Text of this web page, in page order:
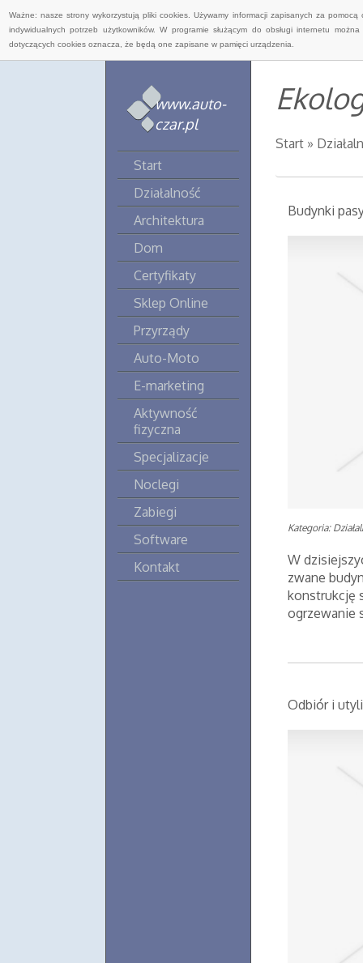
Ważne: nasze strony wykorzystują pliki cookies. Używamy informacji zapisanych za
indywidualnych potrzeb użytkowników. W programie służącym do obsługi internetu
dotyczących cookies oznacza, że będą one zapisane w pamięci urządzenia.
www.auto-
czar.pl
Start
Działalność
Architektura
Dom
Certyfikaty
Sklep Online
Przyrządy
Auto-Moto
E-marketing
Aktywność
fizyczna
Specjalizacje
Noclegi
Zabiegi
Software
Kontakt
Start »
Budynki
Kategoria:
W
zwane
konstrukcję
ogrzewanie
Odbiór i